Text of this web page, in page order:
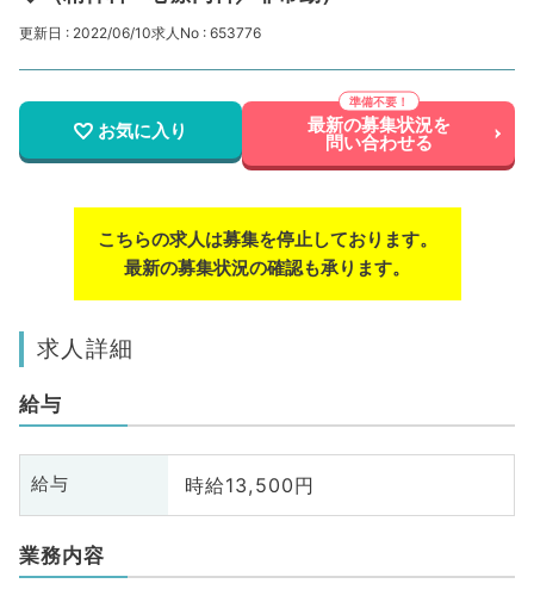
更新日 : 2022/06/10求人No : 653776
お気に入り 最新の募集状況を
問い合わせる
こちらの求人は募集を停止しております。
最新の募集状況の確認も承ります。
求人詳細
給与
給与 時給13,500円
業務内容